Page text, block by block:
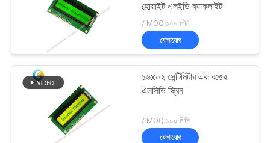
করুন
উদ্ধৃতির
TFT LCD ক্যাপাসিটিভ
টাচস্ক্রিন
হোয়াইট এলইডি ব্যাকলাইট
/ MOQ:১০০ পিসি
যোগাযোগ
১৬x০২ সেন্টিমিটার এক রঙের
এলসিডি স্ক্রিন
/ MOQ:১০০ পিসি
যোগাযোগ